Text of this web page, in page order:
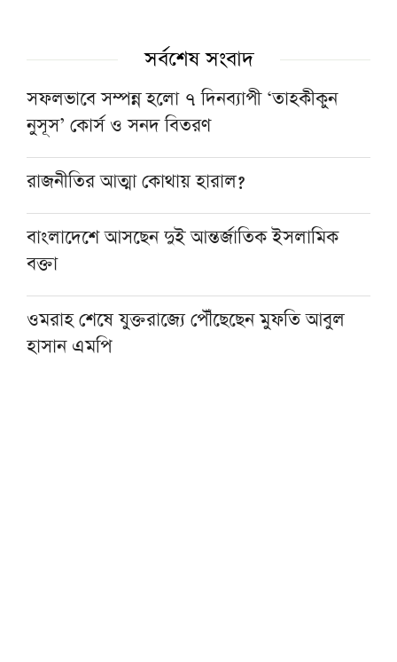
সর্বশেষ সংবাদ
সফলভাবে সম্পন্ন হলো ৭ দিনব্যাপী ‘তাহকীকুন
নুসূস’ কোর্স ও সনদ বিতরণ
রাজনীতির আত্মা কোথায় হারাল?
বাংলাদেশে আসছেন দুই আন্তর্জাতিক ইসলামিক
বক্তা
ওমরাহ শেষে যুক্তরাজ্যে পৌঁছেছেন মুফতি আবুল
হাসান এমপি